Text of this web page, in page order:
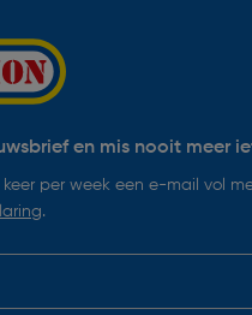
en mis nooit meer
per week een e-mail vol
.